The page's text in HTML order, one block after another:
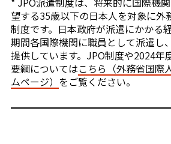
望する35歳以下の日本人を対象に外
制度です。日本政府が派遣にかかる
期間各国際機関に職員として派遣し
提供しています。JPO制度や2024年
要綱についてはこちら（外務省国際
ムページ） をご覧ください。